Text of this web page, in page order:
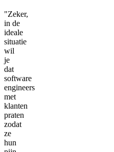
"Zeker,
in de
ideale
situatie
wil
je
dat
software
engineers
met
klanten
praten
zodat
ze
hun